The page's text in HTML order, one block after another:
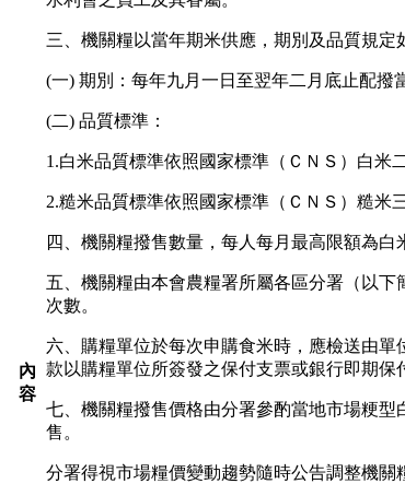
內
容
三、機關糧以當年期米供應，期別及品質規定
(一) 期別：每年九月一日至翌年二月底止配撥
(二) 品質標準：
1.白米品質標準依照國家標準（ＣＮＳ）白米
2.糙米品質標準依照國家標準（ＣＮＳ）糙米
四、機關糧撥售數量，每人每月最高限額為白
五、機關糧由本會農糧署所屬各區分署（以
次數。
六、購糧單位於每次申購食米時，應檢送由
款以購糧單位所簽發之保付支票或銀行即期保
七、機關糧撥售價格由分署參酌當地市場粳
售。
分署得視市場糧價變動趨勢隨時公告調整機